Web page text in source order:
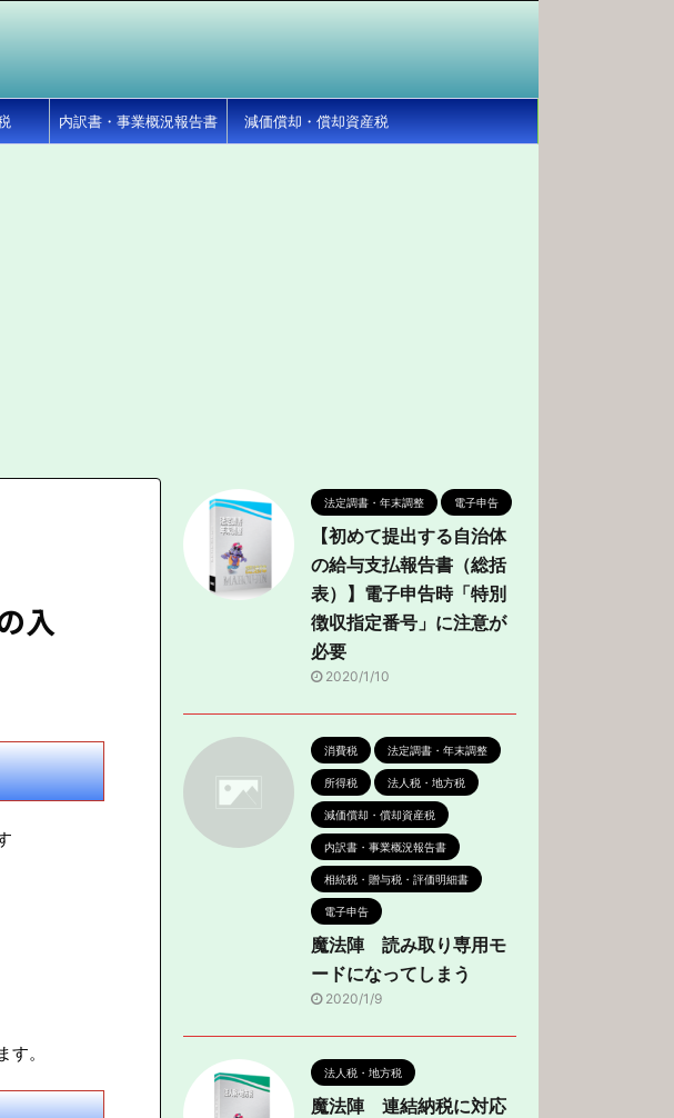
内訳書・事業概況報告書 減価償却・償却資産税
入
。
法定調書・年末調整 電子申告
【初めて提出する自治体
の給与支払報告書（総括
表）】電子申告時「特別
徴収指定番号」に注意が
必要
2020/1/10
消費税 法定調書・年末調整
所得税 法人税・地方税
減価償却・償却資産税
内訳書・事業概況報告書
相続税・贈与税・評価明細書
電子申告
魔法陣 読み取り専用モ
ードになってしまう
2020/1/9
法人税・地方税
魔法陣 連結納税に対応